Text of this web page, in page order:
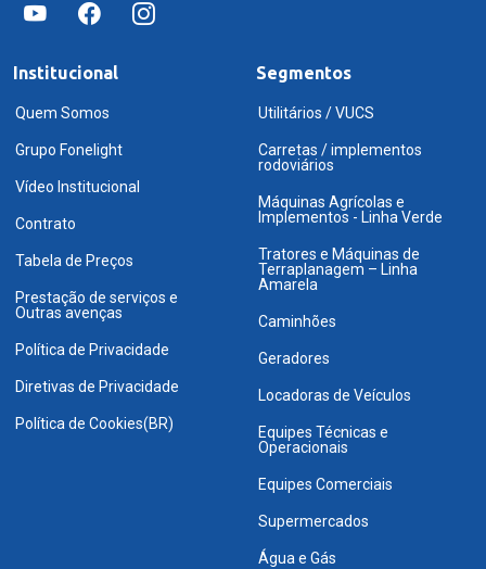
Institucional
Quem Somos
Grupo Fonelight
Vídeo Institucional
Contrato
Tabela de Preços
Prestação de serviços e
Outras avenças
Política de Privacidade
Diretivas de Privacidade
Política de Cookies(BR)
Segmentos
Utilitários / VUCS
Carretas / implementos
rodoviários
Máquinas Agrícolas e
Implementos - Linha Verde
Tratores e Máquinas de
Terraplanagem – Linha
Amarela
Caminhões
Geradores
Locadoras de Veículos
Equipes Técnicas e
Operacionais
Equipes Comerciais
Supermercados
Água e Gás